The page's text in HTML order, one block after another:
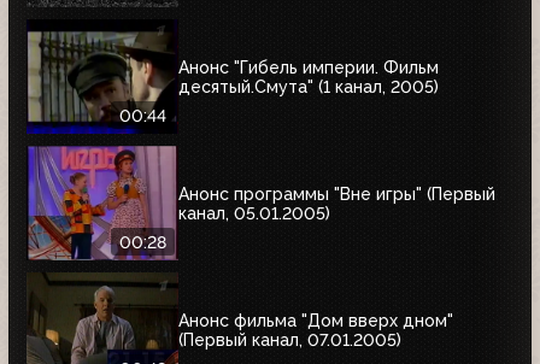
00:44
Анонс "Гибель империи. Фильм
десятый.Смута" (1 канал, 2005)
00:28
Анонс программы "Вне игры" (Первый
канал, 05.01.2005)
Анонс фильма "Дом вверх дном"
(Первый канал, 07.01.2005)